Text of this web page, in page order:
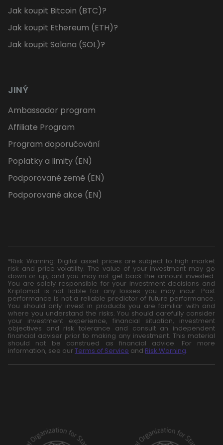
Jak koupit Bitcoin (BTC)?
Jak koupit Ethereum (ETH)?
Jak koupit Solana (SOL)?
JINÝ
Ambassador program
Affiliate Program
Program doporučování
Poplatky a limity (EN)
Podporované země (EN)
Podporované akce (EN)
*Risk Warning: Digital asset prices are subject to high market
risk and price volatility. The value of your investment may go
down or up, and you may not get back the amount invested.
You are solely responsible for your investment decisions and
Kriptomat is not liable for any losses you may incur. Past
performance is not a reliable predictor of future performance.
You should only invest in products you are familiar with and
where you understand the risks. You should carefully consider
your investment experience, financial situation, investment
objectives and risk tolerance and consult an independent
financial adviser prior to making any investment. This material
should not be construed as financial advice. For more
information, see our Terms of Service and Risk Warning.